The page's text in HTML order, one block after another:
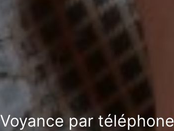
Voyance par téléphone